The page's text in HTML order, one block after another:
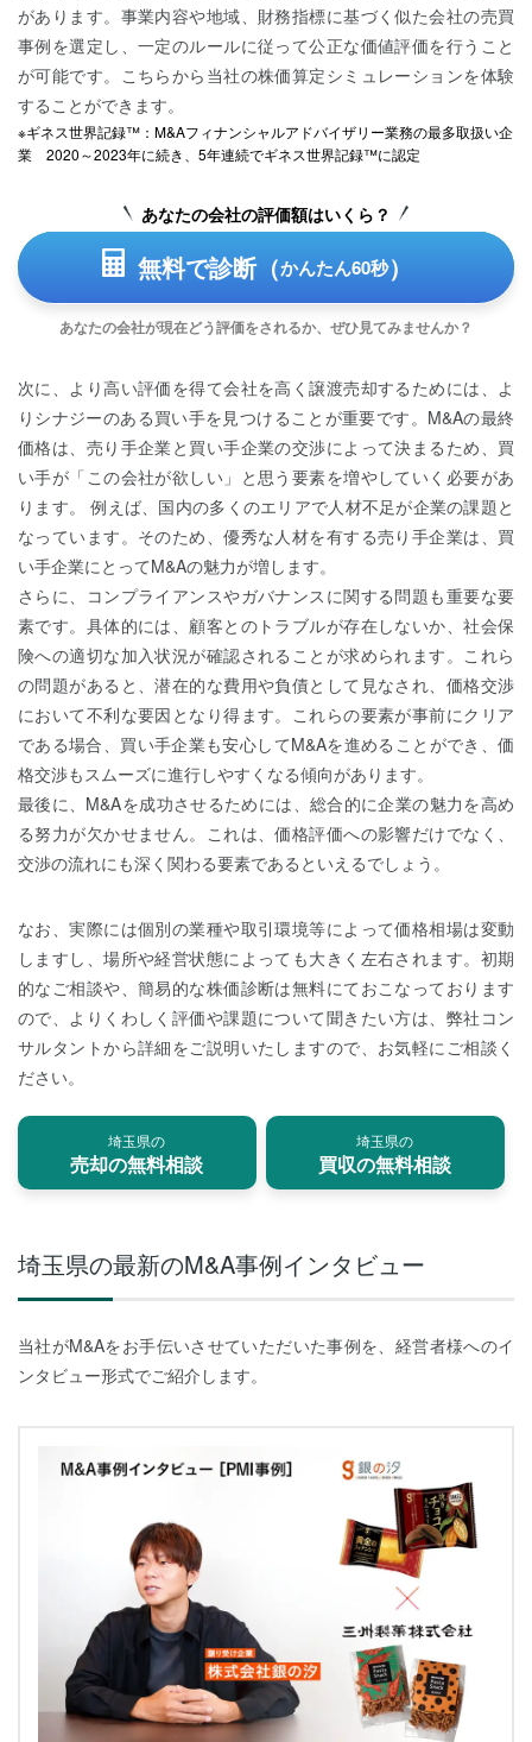
があります。事業内容や地域、財務指標に基づく似た会社の売買
事例を選定し、一定のルールに従って公正な価値評価を行うこと
が可能です。こちらから当社の株価算定シミュレーションを体験
することができます。
※ギネス世界記録™：M&Aフィナンシャルアドバイザリー業務の最多取扱い企
業 2020～2023年に続き、5年連続でギネス世界記録™に認定
あなたの会社の評価額はいくら？
無料で診断（かんたん60秒）
あなたの会社が現在どう評価をされるか、ぜひ見てみませんか？
次に、より高い評価を得て会社を高く譲渡売却するためには、よ
りシナジーのある買い手を見つけることが重要です。M&Aの最終
価格は、売り手企業と買い手企業の交渉によって決まるため、買
い手が「この会社が欲しい」と思う要素を増やしていく必要があ
ります。 例えば、国内の多くのエリアで人材不足が企業の課題と
なっています。そのため、優秀な人材を有する売り手企業は、買
い手企業にとってM&Aの魅力が増します。
さらに、コンプライアンスやガバナンスに関する問題も重要な要
素です。具体的には、顧客とのトラブルが存在しないか、社会保
険への適切な加入状況が確認されることが求められます。これら
の問題があると、潜在的な費用や負債として見なされ、価格交渉
において不利な要因となり得ます。これらの要素が事前にクリア
である場合、買い手企業も安心してM&Aを進めることができ、価
格交渉もスムーズに進行しやすくなる傾向があります。
最後に、M&Aを成功させるためには、総合的に企業の魅力を高め
る努力が欠かせません。これは、価格評価への影響だけでなく、
交渉の流れにも深く関わる要素であるといえるでしょう。
なお、実際には個別の業種や取引環境等によって価格相場は変動
しますし、場所や経営状態によっても大きく左右されます。初期
的なご相談や、簡易的な株価診断は無料にておこなっております
ので、よりくわしく評価や課題について聞きたい方は、弊社コン
サルタントから詳細をご説明いたしますので、お気軽にご相談く
ださい。
埼玉県の
売却の無料相談
埼玉県の
買収の無料相談
埼玉県の最新のM&A事例インタビュー
当社がM&Aをお手伝いさせていただいた事例を、経営者様へのイ
ンタビュー形式でご紹介します。